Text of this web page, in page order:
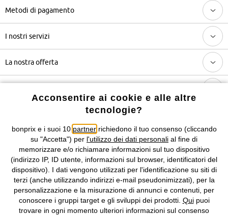
Metodi di pagamento
I nostri servizi
La nostra offerta
Seguici anche su
I prezzi sono IVA inclusa. Non includonole spese di spedizione e i
costi di servizio.
Condizioni di vendita Accessibilità
Acconsentire ai cookie e alle altre
tecnologie?
bonprix e i suoi 10 partnerrichiedono il tuo consenso (cliccando
su "Accetta") per l'utilizzo dei dati personali al fine di
memorizzare e/o richiamare informazioni sul tuo dispositivo
(indirizzo IP, ID utente, informazioni sul browser, identificatori del
dispositivo). I dati vengono utilizzati per l'identificazione su siti di
terzi (anche utilizzando indirizzi e-mail pseudonimizzati), per la
personalizzazione e la misurazione di annunci e contenuti, per
conoscere i gruppi target e gli sviluppi dei prodotti. Quipuoi
trovare in ogni momento ulteriori informazioni sul consenso